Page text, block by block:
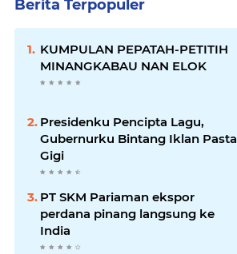
Berita Terpopuler
KUMPULAN PEPATAH-PETITIH
MINANGKABAU NAN ELOK
Presidenku Pencipta Lagu,
Gubernurku Bintang Iklan Pasta
Gigi
PT SKM Pariaman ekspor
perdana pinang langsung ke
India